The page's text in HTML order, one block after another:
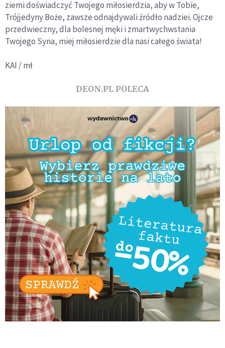
ziemi doświadczyć Twojego miłosierdzia, aby w Tobie,
Trójjedyny Boże, zawsze odnajdywali źródło nadziei. Ojcze
przedwieczny, dla bolesnej męki i zmartwychwstania
Twojego Syna, miej miłosierdzie dla nasi całego świata!
KAI / mł
DEON.PL POLECA